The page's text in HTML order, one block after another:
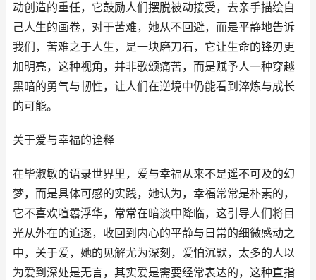
动创造的重任，它鼓励人们摆脱被动接受，去亲手描绘自
己人生的画卷，对于苦难，她从不回避，而是平静地告诉
我们，苦难之于人生，是一块磨刀石，它让生命的锋刃更
加明亮，这种视角，并非歌颂痛苦，而是赋予人一种穿越
黑暗的勇气与韧性，让人们在逆境中仍能看到淬炼与成长
的可能。
关于爱与幸福的诠释
在毕淑敏的语录世界里，爱与幸福从来不是遥不可及的幻
梦，而是具体可感的实践，她认为，幸福常常是朴素的，
它不喜欢喧嚣浮华，常常在暗淡中降临，这引导人们将目
光从外在的追逐，收回到内心的平静与日常的细微感动之
中，关于爱，她的见解尤为深刻，爱怕沉默，太多的人以
为爱到深处是无言，其实爱是需要经常表达的，这种直指